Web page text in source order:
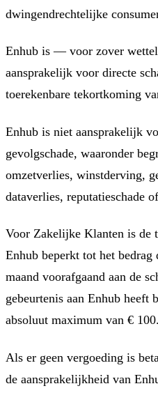
dwingendrechtelijke
Enhub is — voor zover
aansprakelijk voor directe
toerekenbare tekortkoming
Enhub is niet aansprakelijk
gevolgschade, waaronder
omzetverlies, winstderving,
dataverlies, reputatieschade
Voor Zakelijke Klanten is de
Enhub beperkt tot het
maand voorafgaand aan de
gebeurtenis aan Enhub heeft
absoluut maximum van €
Als er geen vergoeding is
de aansprakelijkheid van